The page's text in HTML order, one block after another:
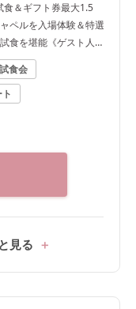
食＆ギフト券最大1.5
ペルを入場体験＆特選
食を堪能《ゲスト人数
有》
試食会
見る